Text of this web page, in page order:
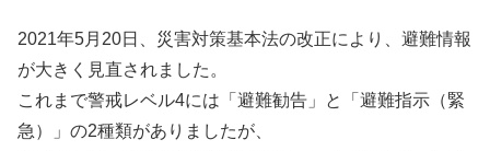
2021年5月20日、災害対策基本法の改正により、避難情報
が大きく見直されました。
これまで警戒レベル4には「避難勧告」と「避難指示（緊
急）」の2種類がありましたが、